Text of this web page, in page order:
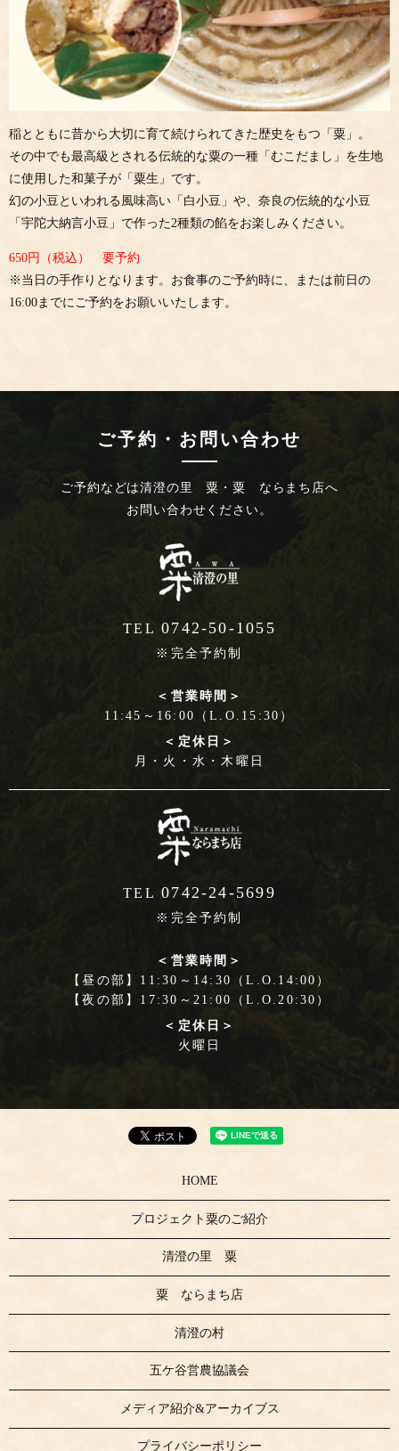
稲とともに昔から大切に育て続けられてきた歴史をもつ「粟」。
その中でも最高級とされる伝統的な粟の一種「むこだまし」を生地
に使用した和菓子が「粟生」です。
幻の小豆といわれる風味高い「白小豆」や、奈良の伝統的な小豆
「宇陀大納言小豆」で作った2種類の餡をお楽しみください。
650円（税込） 要予約
※当日の手作りとなります。お食事のご予約時に、または前日の
16:00までにご予約をお願いいたします。
ご予約・お問い合わせ
ご予約などは清澄の里 粟・粟 ならまち店へ
お問い合わせください。
TEL0742-50-1055
※完全予約制
＜営業時間＞
11:45～16:00（L.O.15:30）
＜定休日＞
月・火・水・木曜日
TEL0742-24-5699
※完全予約制
＜営業時間＞
【昼の部】11:30～14:30（L.O.14:00）
【夜の部】17:30～21:00（L.O.20:30）
＜定休日＞
火曜日
HOME
プロジェクト粟のご紹介
清澄の里 粟
粟 ならまち店
清澄の村
五ケ谷営農協議会
メディア紹介&アーカイブス
プライバシーポリシー